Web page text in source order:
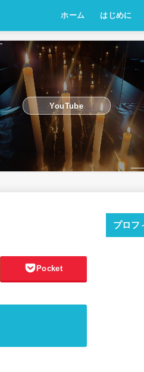
ホーム はじめに
YouTube
Pocket
プロフ